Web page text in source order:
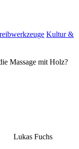
Kultur &
Massage mit Holz?
Lukas Fuchs